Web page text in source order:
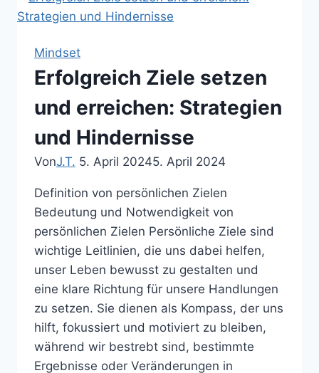
Definitionen,
Einflussfaktoren
zur
Steigerung
Mindset
Erfolgreich Ziele setzen
und erreichen: Strategien
und Hindernisse
VonJ.T. 5. April 20245. April 2024
Definition von persönlichen Zielen
Bedeutung und Notwendigkeit von
persönlichen Zielen Persönliche Ziele sind
wichtige Leitlinien, die uns dabei helfen,
unser Leben bewusst zu gestalten und
eine klare Richtung für unsere Handlungen
zu setzen. Sie dienen als Kompass, der uns
hilft, fokussiert und motiviert zu bleiben,
während wir bestrebt sind, bestimmte
Ergebnisse oder Veränderungen in